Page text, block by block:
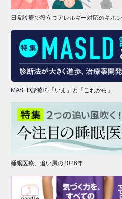
日常診療で役立つアレルギー対応のキホン
MASLD診療の「いま」と「これから」
睡眠医療、追い風の2026年